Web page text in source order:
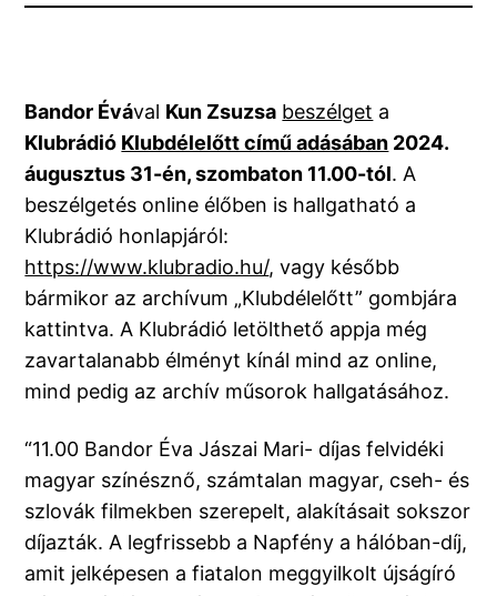
Bandor Évával Kun Zsuzsa beszélget a
Klubrádió Klubdélelőtt című adásában 2024.
áugusztus 31-én, szombaton 11.00-tól. A
beszélgetés online élőben is hallgatható a
Klubrádió honlapjáról:
https://www.klubradio.hu/, vagy később
bármikor az archívum „Klubdélelőtt” gombjára
kattintva. A Klubrádió letölthető appja még
zavartalanabb élményt kínál mind az online,
mind pedig az archív műsorok hallgatásához.
“11.00 Bandor Éva Jászai Mari- díjas felvidéki
magyar színésznő, számtalan magyar, cseh- és
szlovák filmekben szerepelt, alakításait sokszor
díjazták. A legfrissebb a Napfény a hálóban-díj,
amit jelképesen a fiatalon meggyilkolt újságíró